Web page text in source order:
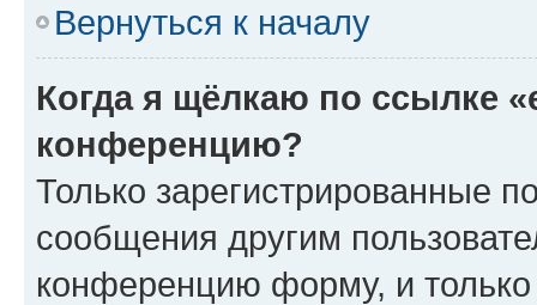
Вернуться к началу
Когда я щёлкаю по ссылке
конференцию?
Только зарегистрированные
сообщения другим
конференцию форму, и